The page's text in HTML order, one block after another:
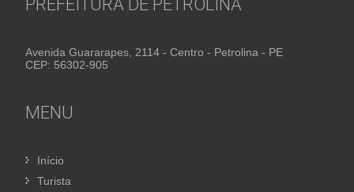
PREFEITURA DE PETROLINA
Avenida Guararapes, 2114 - Centro - Petrolina - PE
CEP: 56302-905
MENU
Início
Turista